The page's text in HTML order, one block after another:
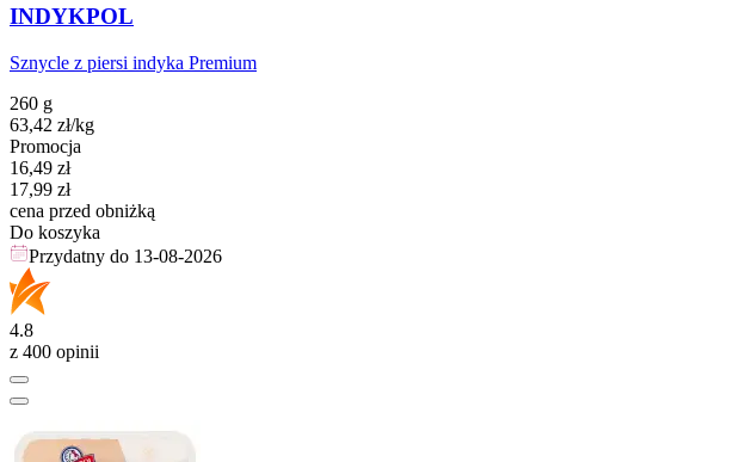
INDYKPOL
Sznycle z piersi indyka Premium
260 g
63,42 zł/kg
Promocja
Cena promocyjna
16,49 zł
17,99 zł
cena przed obniżką
Do koszyka
Przydatny do 13-08-2026
4.8
z 400 opinii